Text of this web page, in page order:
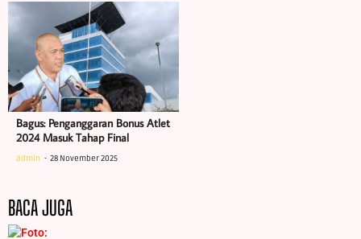
Bagus: Penganggaran Bonus Atlet
2024 Masuk Tahap Final
admin 28 November 2025
BACA JUGA